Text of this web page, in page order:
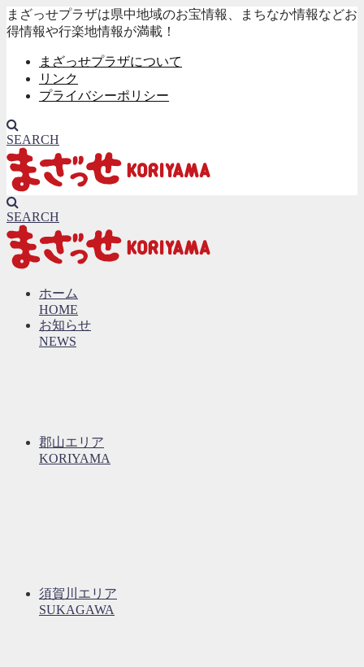
まざっせプラザは県中地域のお宝情報、まちなか情報などお
得情報や行楽地情報が満載！
まざっせプラザについて
リンク
プライバシーポリシー
SEARCH
SEARCH
ホーム
HOME
お知らせ
NEWS
郡山エリア
KORIYAMA
須賀川エリア
SUKAGAWA